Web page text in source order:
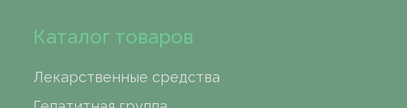
Каталог товаров
Лекарственные средства